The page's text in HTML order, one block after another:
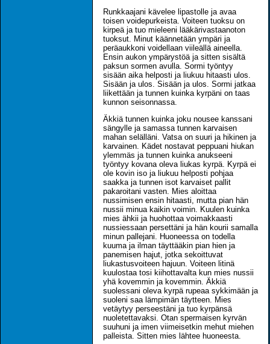
Runkkaajani kävelee lipastolle ja avaa
toisen voidepurkeista. Voiteen tuoksu on
kirpeä ja tuo mieleeni lääkärivastaanoton
tuoksut. Minut käännetään ympäri ja
peräaukkoni voidellaan viileällä aineella.
Ensin aukon ympärystöä ja sitten sisältä
paksun sormen avulla. Sormi työntyy
sisään aika helposti ja liukuu hitaasti ulos.
Sisään ja ulos. Sisään ja ulos. Sormi jatkaa
liikettään ja tunnen kuinka kyrpäni on taas
kunnon seisonnassa.
Äkkiä tunnen kuinka joku nousee kanssani
sängylle ja samassa tunnen karvaisen
mahan selälläni. Vatsa on suuri ja hikinen ja
karvainen. Kädet nostavat peppuani hiukan
ylemmäs ja tunnen kuinka anukseeni
työntyy kovana oleva liukas kyrpä. Kyrpä ei
ole kovin iso ja liukuu helposti pohjaa
saakka ja tunnen isot karvaiset pallit
pakaroitani vasten. Mies aloittaa
nussimisen ensin hitaasti, mutta pian hän
nussii minua kaikin voimin. Kuulen kuinka
mies ähkii ja huohottaa voimakkaasti
nussiessaan persettäni ja hän kourii samalla
minun pallejani. Huoneessa on todella
kuuma ja ilman täyttääkin pian hien ja
panemisen hajut, jotka sekoittuvat
liukastusvoiteen hajuun. Voiteen litinä
kuulostaa tosi kiihottavalta kun mies nussii
yhä kovemmin ja kovemmin. Äkkiä
suolessani oleva kyrpä rupeaa sykkimään ja
suoleni saa lämpimän täytteen. Mies
vetäytyy perseestäni ja tuo kyrpänsä
nuoletettavaksi. Otan spermaisen kyrvän
suuhuni ja imen viimeisetkin mehut miehen
palleista. Sitten mies lähtee huoneesta.